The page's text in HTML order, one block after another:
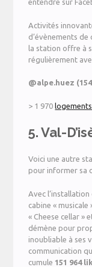
entendre sur
Activités
d’évènements
la station offre à
régulièrement
@alpe.huez
> 1 970 logements
5. Val-
Voici une autre
pour informer sa
Avec l’installation
cabine « musicale
« Cheese cellar »
démène pour
inoubliable à ses
communication
cumule 151 964